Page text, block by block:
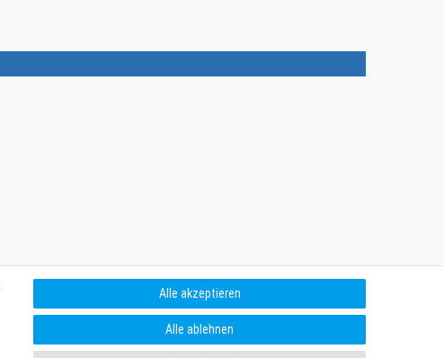
Alle akzeptieren
Alle ablehnen